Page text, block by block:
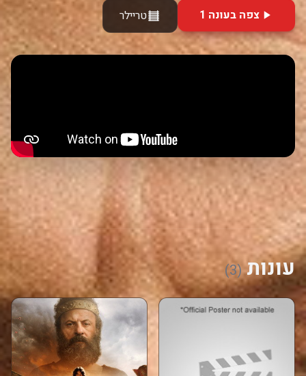
צפה בעונה 1 טריילר
עונות(3)